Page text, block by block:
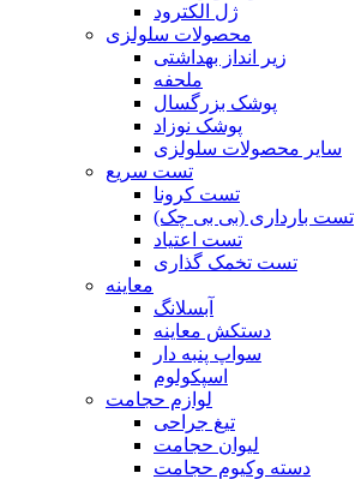
ژل الکترود
محصولات سلولزی
زیر انداز بهداشتی
ملحفه
پوشک بزرگسال
پوشک نوزاد
سایر محصولات سلولزی
تست سریع
تست کرونا
تست بارداری (بی بی چک)
تست اعتیاد
تست تخمک گذاری
معاینه
آبسلانگ
دستکش معاینه
سواپ پنبه دار
اسپکولوم
لوازم حجامت
تیغ جراحی
لیوان حجامت
دسته وکیوم حجامت